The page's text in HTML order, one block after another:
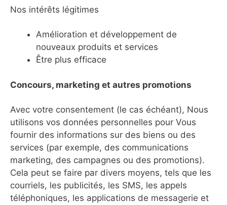
Nos intérêts légitimes
Amélioration et développement de
nouveaux produits et services
Être plus efficace
Concours, marketing et autres promotions
Avec votre consentement (le cas échéant), Nous
utilisons vos données personnelles pour Vous
fournir des informations sur des biens ou des
services (par exemple, des communications
marketing, des campagnes ou des promotions).
Cela peut se faire par divers moyens, tels que les
courriels, les publicités, les SMS, les appels
téléphoniques, les applications de messagerie et